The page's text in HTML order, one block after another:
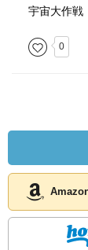
宇宙大作戦
0